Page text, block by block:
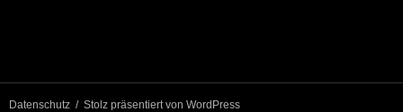
Datenschutz Stolz präsentiert von WordPress